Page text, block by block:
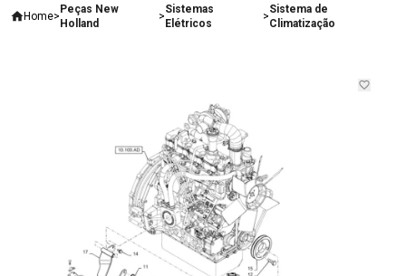
Home>
Peças New
Holland
>
Sistemas
Elétricos
>
Sistema de
Climatização